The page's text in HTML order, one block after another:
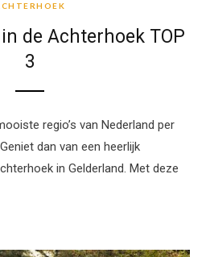
de Achterhoek TOP
3
regio’s van Nederland per
dan van een heerlijk
in Gelderland. Met deze